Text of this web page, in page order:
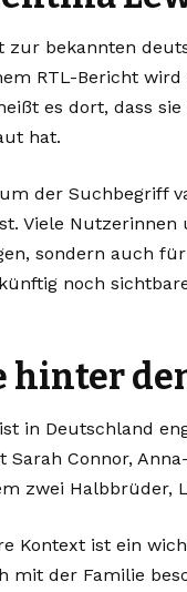
zur bekannten
RTL-Bericht
es dort, dass
hat.
der Suchbegriff
Viele
sondern auch
noch
hinter
in Deutschland
Sarah Connor,
zwei Halbbrüder,
Kontext ist ein
mit der Familie